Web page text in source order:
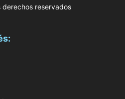
derechos reservados